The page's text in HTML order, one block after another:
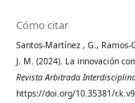
Cómo citar
Santos-Martínez , G., Ramos-
J. M. (2024). La innovación
Revista Arbitrada
https://doi.org/10.35381/